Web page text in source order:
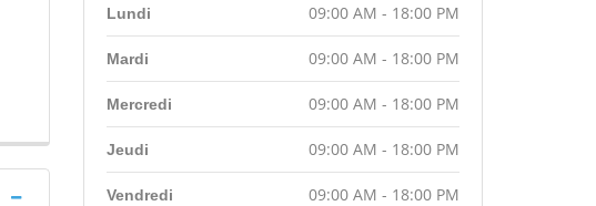
Lundi 09:00 AM - 18:00 PM
Mardi 09:00 AM - 18:00 PM
Mercredi 09:00 AM - 18:00 PM
Jeudi 09:00 AM - 18:00 PM
Vendredi 09:00 AM - 18:00 PM